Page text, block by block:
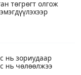
төгрөгт олгож
нь зориудаар
нь чөлөөлжээ